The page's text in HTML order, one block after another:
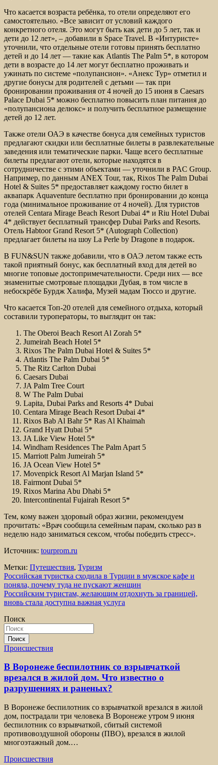
Что касается возраста ребёнка, то отели определяют его
самостоятельно. «Все зависит от условий каждого
конкретного отеля. Это могут быть как дети до 5 лет, так и
дети до 12 лет», – добавили в Space Travel. В «Интуристе»
уточнили, что отдельные отели готовы принять бесплатно
детей и до 14 лет — такие как Atlantis The Palm 5*, в котором
дети в возрасте до 14 лет могут бесплатно проживать и
ужинать по системе «полупансион». «Анекс Тур» отметил и
другие бонусы для родителей с детьми — так при
бронировании проживания от 4 ночей до 15 июня в Caesars
Palace Dubai 5* можно бесплатно повысить план питания до
«полупансиона делюкс» и получить бесплатное размещение
детей до 12 лет.
Также отели ОАЭ в качестве бонуса для семейных туристов
предлагают скидки или бесплатные билеты в развлекательные
заведения или тематические парки. Чаще всего бесплатные
билеты предлагают отели, которые находятся в
сотрудничестве с этими объектами — уточнили в PAC Group.
Например, по данным ANEX Tour, так, Rixos The Palm Dubai
Hotel & Suites 5* предоставляет каждому гостю билет в
аквапарк Aquaventure бесплатно при бронировании до конца
года (минимальное проживание от 4 ночей). Для туристов
отелей Centara Mirage Beach Resort Dubai 4* и Riu Hotel Dubai
4* действует бесплатный трансфер Dubai Parks and Resorts.
Отель Habtoor Grand Resort 5* (Autograph Collection)
предлагает билеты на шоу La Perle by Dragone в подарок.
В FUN&SUN также добавили, что в ОАЭ летом также есть
такой приятный бонус, как бесплатный вход для детей во
многие топовые достопримечательности. Среди них — все
знаменитые смотровые площадки Дубая, в том числе в
небоскрёбе Бурдж Халифа, Музей мадам Тюссо и другие.
Что касается Топ-20 отелей для семейного отдыха, который
составили туроператоры, то выглядит он так:
The Oberoi Beach Resort Al Zorah 5*
Jumeirah Beach Hotel 5*
Rixos The Palm Dubai Hotel & Suites 5*
Atlantis The Palm Dubai 5*
The Ritz Carlton Dubai
Caesars Dubai
JA Palm Tree Court
W The Palm Dubai
Lapita, Dubai Parks and Resorts 4* Dubai
Centara Mirage Beach Resort Dubai 4*
Rixos Bab Al Bahr 5* Ras Al Khaimah
Grand Hyatt Dubai 5*
JA Like View Hotel 5*
Windham Residences The Palm Apart 5
Marriott Palm Jumeirah 5*
JA Ocean View Hotel 5*
Movenpick Resort Al Marjan Island 5*
Fairmont Dubai 5*
Rixos Marina Abu Dhabi 5*
Intercontinental Fujairah Resort 5*
Тем, кому важен здоровый образ жизни, рекомендуем
прочитать: «Врач сообщила семейным парам, сколько раз в
неделю надо заниматься сексом, чтобы победить стресс».
Источник: tourprom.ru
Метки: Путешествия, Туризм
Навигация
по
записям
Российская туристка сходила в Турции в мужское кафе и
поняла, почему туда не пускают женщин
Российским туристам, желающим отдохнуть за границей,
вновь стала доступна важная услуга
Поиск
Поиск
Происшествия
В Воронеже беспилотник со взрывчаткой
врезался в жилой дом. Что известно о
разрушениях и раненых?
В Воронеже беспилотник со взрывчаткой врезался в жилой
дом, пострадали три человека В Воронеже утром 9 июня
беспилотник со взрывчаткой, сбитый системой
противовоздушной обороны (ПВО), врезался в жилой
многоэтажный дом.…
Происшествия